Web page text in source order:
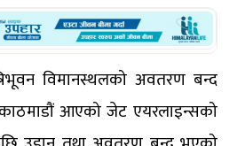
विमानस्थलको अवतरण बन्द
आएको जेट एयरलाइन्सको